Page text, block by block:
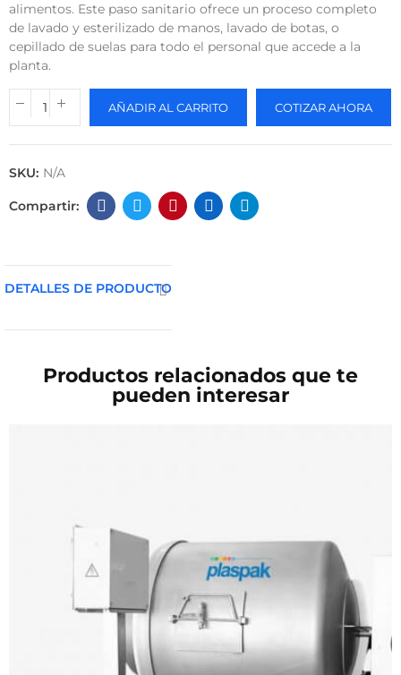
alimentos. Este paso sanitario ofrece un proceso completo
de lavado y esterilizado de manos, lavado de botas, o
cepillado de suelas para todo el personal que accede a la
planta.
AÑADIR AL CARRITO COTIZAR AHORA
SKU: N/A
DETALLES DE PRODUCTO
Productos relacionados que te
pueden interesar